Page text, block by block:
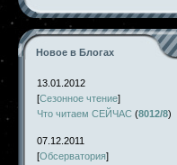
Новое в Блогах
13.01.2012
[Сезонное чтение]
Что читаем СЕЙЧАС (8012/8)
07.12.2011
[Обсерватория]